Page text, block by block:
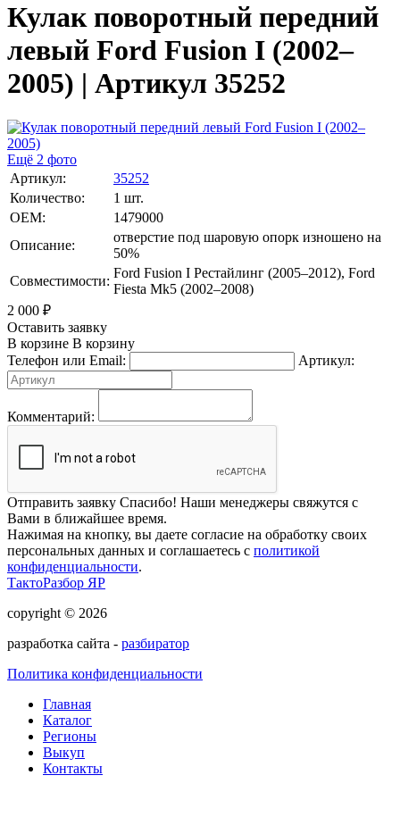
Кулак поворотный передний
левый Ford Fusion I (2002–
2005) | Артикул 35252
Ещё 2 фото
Артикул:
35252
Количество:
1 шт.
OEM:
1479000
Описание:
отверстие под шаровую опорк изношено на
50%
Совместимости:
Ford Fusion I Рестайлинг (2005–2012), Ford
Fiesta Mk5 (2002–2008)
2 000 ₽
Оставить заявку
В корзине В корзину
Телефон или Email:
Артикул:
Комментарий:
Отправить заявку Спасибо! Наши менеджеры свяжутся с
Вами в ближайшее время.
Нажимая на кнопку, вы даете согласие на обработку своих
персональных данных и соглашаетесь с политикой
конфиденциальности.
ТактоРазбор ЯР
copyright © 2026
разработка сайта - разбиратор
Политика конфиденциальности
Главная
Каталог
Регионы
Выкуп
Контакты